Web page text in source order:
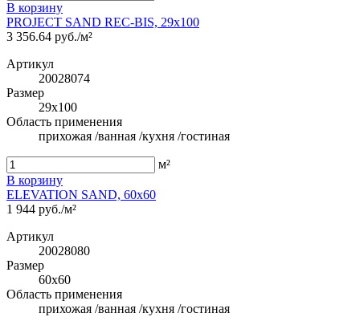
В корзину
PROJECT SAND REC-BIS, 29x100
3 356.64 руб./м²
Артикул
20028074
Размер
29x100
Область применения
прихожая /ванная /кухня /гостиная
м²
В корзину
ELEVATION SAND, 60x60
1 944 руб./м²
Артикул
20028080
Размер
60x60
Область применения
прихожая /ванная /кухня /гостиная